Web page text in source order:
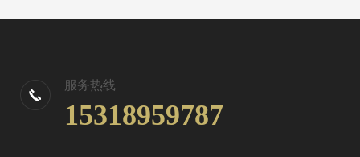
服务热线
15318959787